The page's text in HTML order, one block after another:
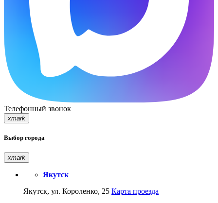
Телефонный звонок
xmark
Выбор города
xmark
Якутск
Якутск, ул. Короленко, 25 Карта проезда